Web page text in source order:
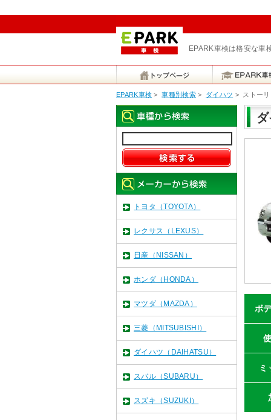
EPARK車検は格安な車
EPARK車検 > 車種別検索> ダイハツ > ストー
ボ
ミ
トヨタ（TOYOTA）
レクサス（LEXUS）
日産（NISSAN）
ホンダ（HONDA）
マツダ（MAZDA）
三菱（MITSUBISHI）
ダイハツ（DAIHATSU）
スバル（SUBARU）
スズキ（SUZUKI）